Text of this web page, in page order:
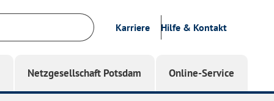
Karriere Hilfe & Kontakt
Netzgesellschaft Potsdam Online-Service